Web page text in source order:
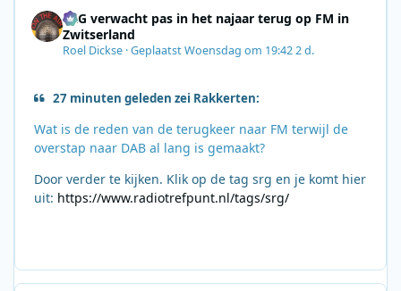
SRG verwacht pas in het najaar terug op FM in
Zwitserland
Roel Dickse ·GeplaatstWoensdag om 19:422 d.
27 minuten geleden zei Rakkerten:
Wat is de reden van de terugkeer naar FM terwijl de
overstap naar DAB al lang is gemaakt?
Door verder te kijken. Klik op de tag srg en je komt hier
uit: https://www.radiotrefpunt.nl/tags/srg/